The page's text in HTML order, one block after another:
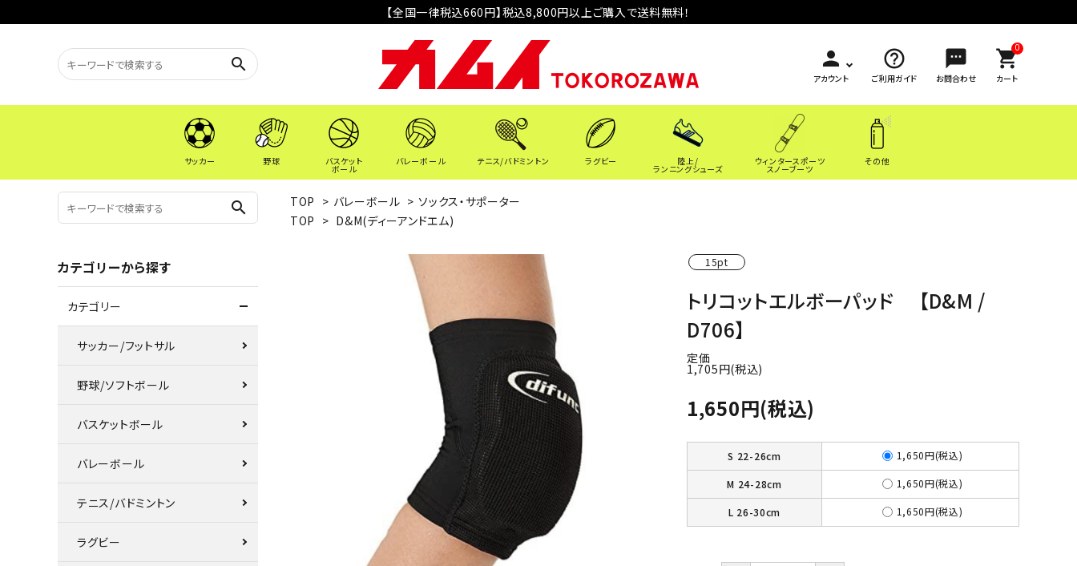
【全国一律税込660円】税込8,800円以上ご購入で送料無料！
search person
アカウント
help_outline
ご利用ガイド
sms
お問合わせ
0
shopping_cart
カート
サッカー 野球 バスケット
ボール
バレーボール テニス/バドミントン ラグビー 陸上/
ランニングシューズ
ウィンタースポーツ
スノーブーツ
その他
TOP > バレーボール > ソックス・サポーター
TOP > D&M(ディーアンドエム)
15pt
トリコットエルボーパッド 【D&M /
D706】
定価
1,705円(税込)
1,650円(税込)
S 22-26cm 1,650円(税込)
M 24-28cm 1,650円(税込)
L 26-30cm 1,650円(税込)
search
カテゴリーから探す
カテゴリー
サッカー/フットサル
野球/ソフトボール
バスケットボール
バレーボール
テニス/バドミントン
ラグビー